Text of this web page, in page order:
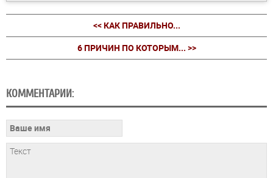
<< КАК ПРАВИЛЬНО...
6 ПРИЧИН ПО КОТОРЫМ... >>
КОММЕНТАРИИ: